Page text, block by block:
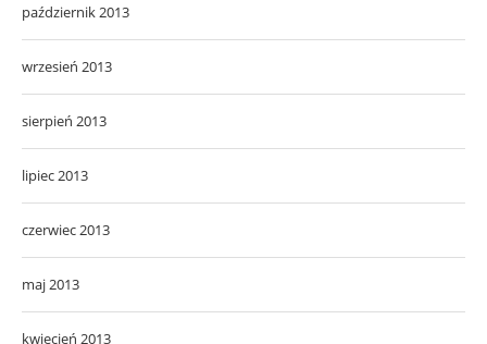
październik 2013
wrzesień 2013
sierpień 2013
lipiec 2013
czerwiec 2013
maj 2013
kwiecień 2013